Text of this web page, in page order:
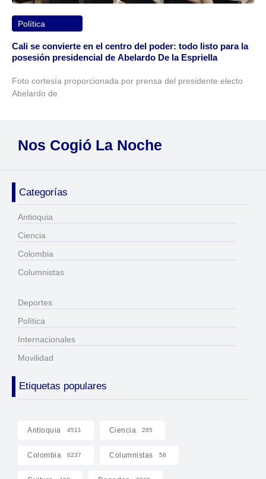
Política
Cali se convierte en el centro del poder: todo listo para la
posesión presidencial de Abelardo De la Espriella
Foto cortesía proporcionada por prensa del presidente electo
Abelardo de
Nos Cogió La Noche
Categorías
Antioquia
Ciencia
Colombia
Columnistas
Deportes
Política
Internacionales
Movilidad
Etiquetas populares
Antioquia 4511 Ciencia 285
Colombia 6237 Columnistas 58